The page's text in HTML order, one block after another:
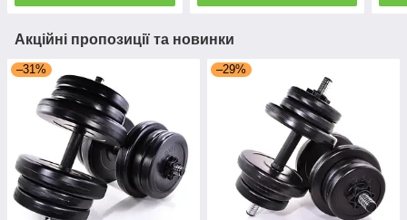
Акційні пропозиції та новинки
–31% –29%